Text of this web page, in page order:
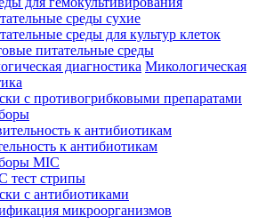
среды сухие
среды для культур клеток
питательные среды
Микологическая
с противогрибковыми препаратами
к антибиотикам
MIC
тест стрипы
с антибиотиками